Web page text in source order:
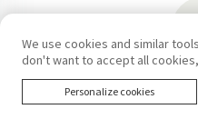
We use cookies and similar
don't want to accept all
Personalize cookies